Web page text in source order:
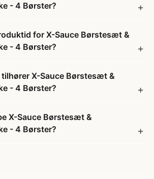
- 4 Børster?
for X-Sauce Børstesæt &
- 4 Børster?
X-Sauce Børstesæt &
- 4 Børster?
X-Sauce Børstesæt &
- 4 Børster?